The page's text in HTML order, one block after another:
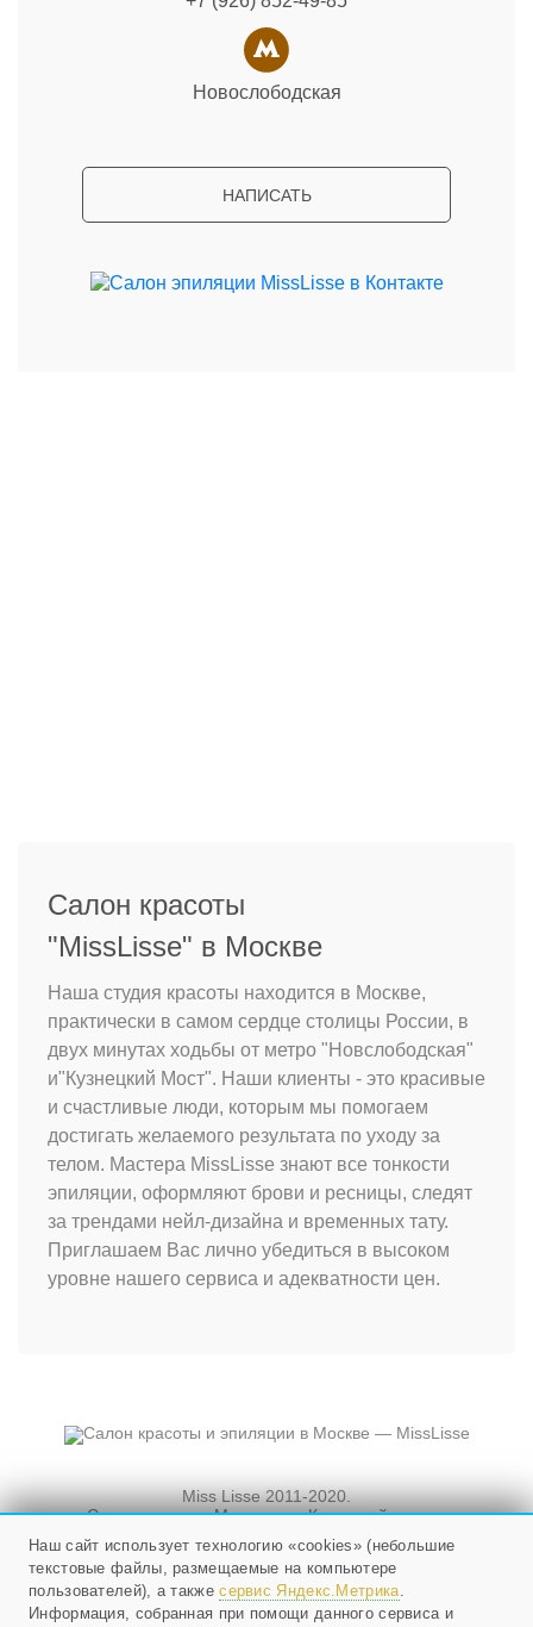
Новослободская
НАПИСАТЬ
Салон красоты
"MissLisse" в Москве
Наша студия красоты находится в Москве,
практически в самом сердце столицы России, в
двух минутах ходьбы от метро "Новслободская"
и"Кузнецкий Мост". Наши клиенты - это красивые
и счастливые люди, которым мы помогаем
достигать желаемого результата по уходу за
телом. Мастера MissLisse знают все тонкости
эпиляции, оформляют брови и ресницы, следят
за трендами нейл-дизайна и временных тату.
Приглашаем Вас лично убедиться в высоком
уровне нашего сервиса и адекватности цен.
Miss Lisse 2011-2020.
Салон красоты. Москва, ул. Кузнецкий мост, и
Новослободская, д. 3, стр. 3
Мы работаем ежедневно
с 10 до 21, в воскресенье - с 10 до 20.
Наш сайт использует технологию «cookies» (небольшие
текстовые файлы, размещаемые на компьютере
пользователей), а такжесервис Яндекс.Метрика.
Информация, собранная при помощи данного сервиса и